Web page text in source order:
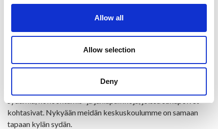
Allow all
Allow selection
Deny
Elämässä on kokeiltava, yritettävä, erehdyttävä ja yritettävä
taas uudelleen. Lasta on kannustettava. On lupa myös
epäonnistua.
Pieni on kaunista suuruudenhullussa
maailmassa
Ristijärven kokoisessa kunnassa kyläelämä rakentuu paljolti
kohtasivat. Nykyään meidän keskuskoulumme on samaan
tapaan kylän sydän.